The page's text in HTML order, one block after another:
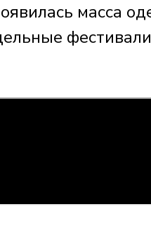
масса